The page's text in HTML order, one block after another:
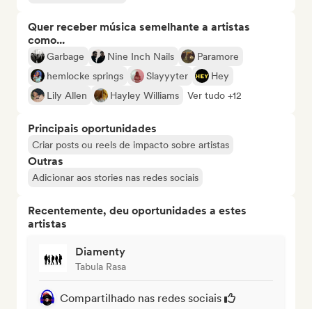
Quer receber música semelhante a artistas
como...
Garbage Nine Inch Nails
Paramore
hemlocke springs
Slayyyter
Hey
Lily Allen
Hayley Williams Ver tudo +12
Principais oportunidades
Criar posts ou reels de impacto sobre artistas
Outras
Adicionar aos stories nas redes sociais
Recentemente, deu oportunidades a estes
artistas
Diamenty
Tabula Rasa
Compartilhado nas redes sociais